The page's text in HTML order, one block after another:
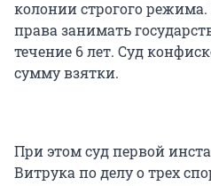
колонии строгого
права занимать
течение 6 лет. Суд
сумму взятки.
При этом суд первой
Витрука по делу о трех